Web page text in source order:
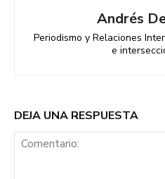
Andrés
Periodismo y Relaciones
e
DEJA UNA RESPUESTA